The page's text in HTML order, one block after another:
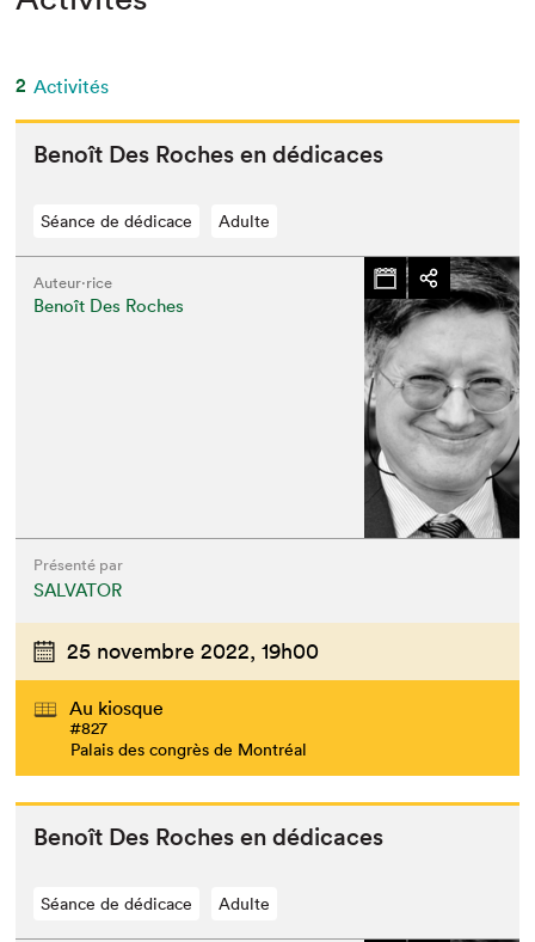
2 Activités
Benoît Des Roches en dédicaces
Séance de dédicace Adulte
Auteur·rice
Benoît Des Roches
Présenté par
SALVATOR
25 novembre 2022, 19h00
Au kiosque
#827
Palais des congrès de Montréal
Benoît Des Roches en dédicaces
Séance de dédicace Adulte